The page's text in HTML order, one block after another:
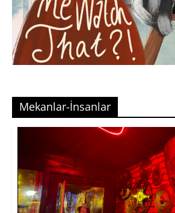
Mekanlar-İnsanlar